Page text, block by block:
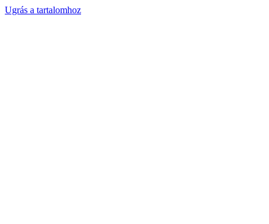
Ugrás a tartalomhoz